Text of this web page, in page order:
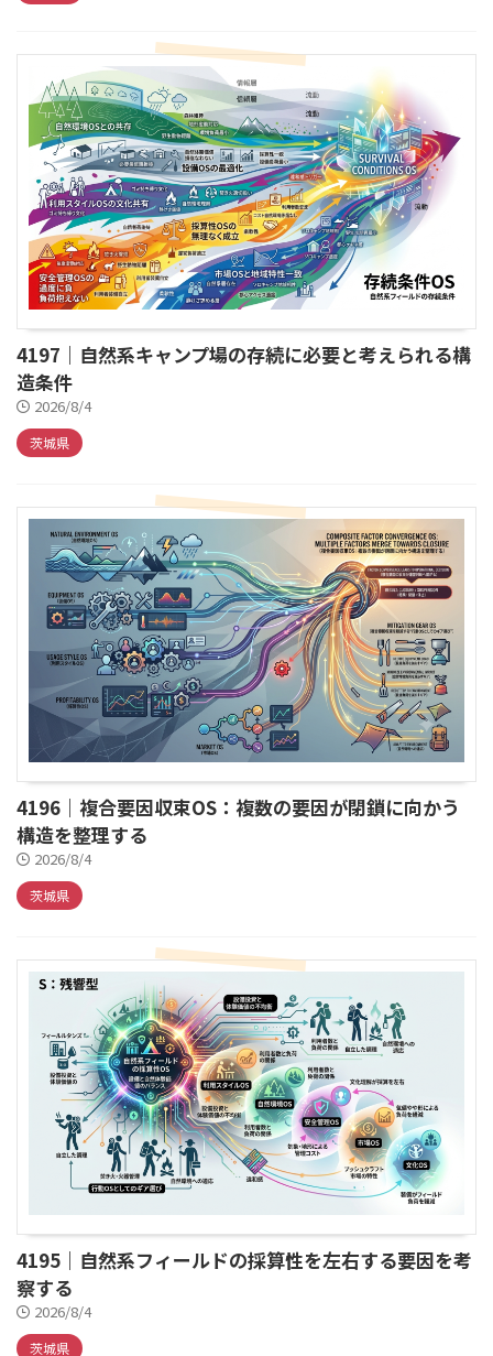
4197｜自然系キャンプ場の存続に必要と考えられる構
造条件
2026/8/4
茨城県
4196｜複合要因収束OS：複数の要因が閉鎖に向かう
構造を整理する
2026/8/4
茨城県
4195｜自然系フィールドの採算性を左右する要因を考
察する
2026/8/4
茨城県